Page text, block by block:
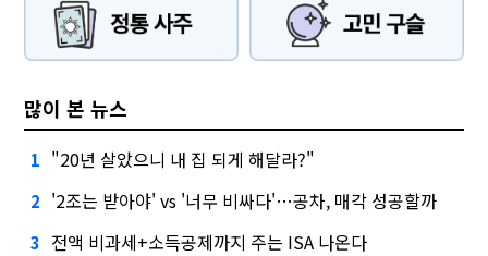
많이 본 뉴스
1 "20년 살았으니 내 집 되게 해달라?"
2 '2조는 받아야' vs '너무 비싸다'…공차, 매각 성공할까
3 전액 비과세+소득공제까지 주는 ISA 나온다